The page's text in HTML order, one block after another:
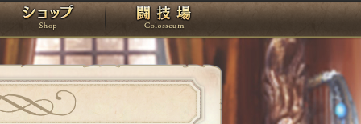
タジオ ショップ 闘技場